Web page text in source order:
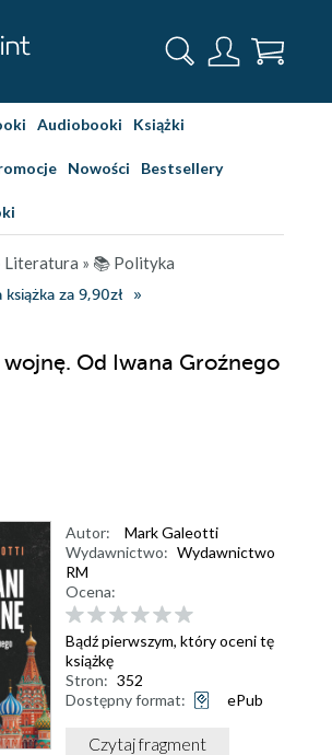
Audiobooki Książki
Nowości Bestsellery
Literatura » 📚 Polityka
za 9,90zł
wojnę. Od Iwana Groźnego
Autor:
Mark Galeotti
Wydawnictwo: Wydawnictwo
RM
Ocena:
Bądź pierwszym, który oceni tę
książkę
Stron: 352
Dostępny format:
ePub
Czytaj fragment